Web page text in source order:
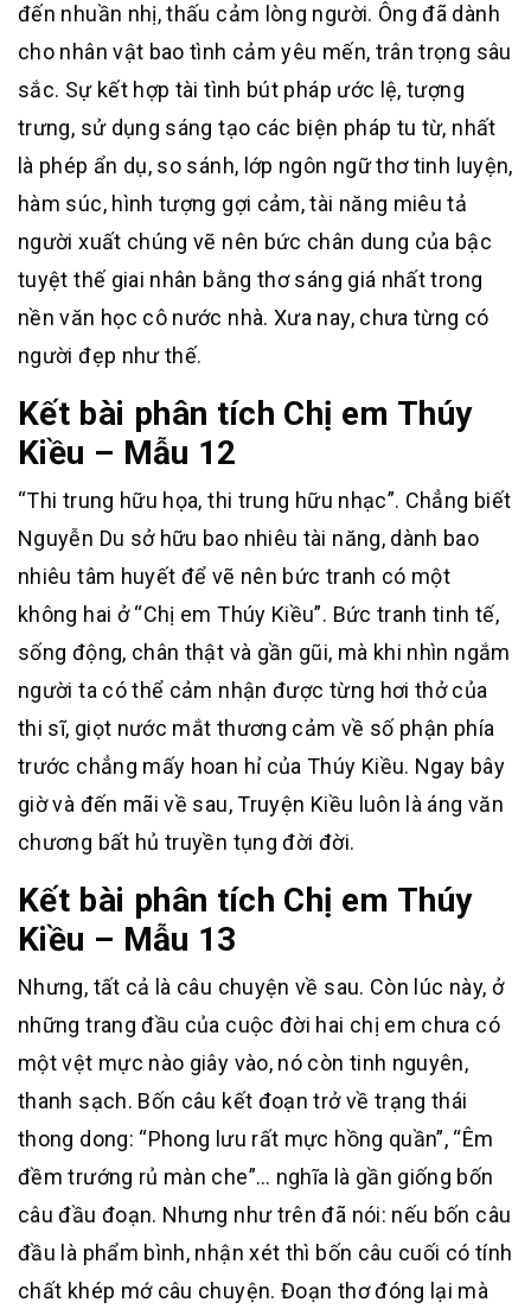
đến nhuần nhị, thấu cảm lòng người. Ông đã dành
cho nhân vật bao tình cảm yêu mến, trân trọng sâu
sắc. Sự kết hợp tài tình bút pháp ước lệ, tượng
trưng, sử dụng sáng tạo các biện pháp tu từ, nhất
là phép ẩn dụ, so sánh, lớp ngôn ngữ thơ tinh luyện,
hàm súc, hình tượng gợi cảm, tài năng miêu tả
người xuất chúng vẽ nên bức chân dung của bậc
tuyệt thế giai nhân bằng thơ sáng giá nhất trong
nền văn học cô nước nhà. Xưa nay, chưa từng có
người đẹp như thế.
Kết bài phân tích Chị em Thúy
Kiều – Mẫu 12
“Thi trung hữu họa, thi trung hữu nhạc”. Chẳng biết
Nguyễn Du sở hữu bao nhiêu tài năng, dành bao
nhiêu tâm huyết để vẽ nên bức tranh có một
không hai ở “Chị em Thúy Kiều”. Bức tranh tinh tế,
sống động, chân thật và gần gũi, mà khi nhìn ngắm
người ta có thể cảm nhận được từng hơi thở của
thi sĩ, giọt nước mắt thương cảm về số phận phía
trước chẳng mấy hoan hỉ của Thúy Kiều. Ngay bây
giờ và đến mãi về sau, Truyện Kiều luôn là áng văn
chương bất hủ truyền tụng đời đời.
Kết bài phân tích Chị em Thúy
Kiều – Mẫu 13
Nhưng, tất cả là câu chuyện về sau. Còn lúc này, ở
những trang đầu của cuộc đời hai chị em chưa có
một vệt mực nào giây vào, nó còn tinh nguyên,
thanh sạch. Bốn câu kết đoạn trở về trạng thái
thong dong: “Phong lưu rất mực hồng quần”, “Êm
đềm trướng rủ màn che”… nghĩa là gần giống bốn
câu đầu đoạn. Nhưng như trên đã nói: nếu bốn câu
đầu là phẩm bình, nhận xét thì bốn câu cuối có tính
chất khép mớ câu chuyện. Đoạn thơ đóng lại mà